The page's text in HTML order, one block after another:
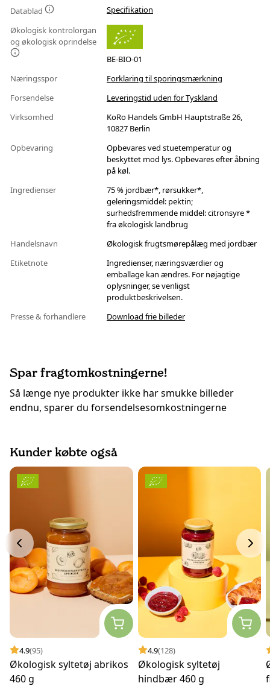
Datablad
Specifikation
Økologisk kontrolorgan
og økologisk oprindelse
BE-BIO-01
Næringsspor
Forklaring til sporingsmærkning
Forsendelse
Leveringstid uden for Tyskland
Virksomhed
KoRo Handels GmbH Hauptstraße 26,
10827 Berlin
Opbevaring
Opbevares ved stuetemperatur og
beskyttet mod lys. Opbevares efter åbning
på køl.
Ingredienser
75 % jordbær*, rørsukker*,
geleringsmiddel: pektin;
surhedsfremmende middel: citronsyre *
fra økologisk landbrug
Handelsnavn
Økologisk frugtsmørepålæg med jordbær
Etiketnote
Ingredienser, næringsværdier og
emballage kan ændres. For nøjagtige
oplysninger, se venligst
produktbeskrivelsen.
Presse & forhandlere
Download frie billeder
Spar fragtomkostningerne!
Så længe nye produkter ikke har smukke billeder
endnu, sparer du forsendelsesomkostningerne
Kunder købte også
4.9(95)
Økologisk syltetøj abrikos
460 g
4.9(128)
Økologisk syltetøj
hindbær 460 g